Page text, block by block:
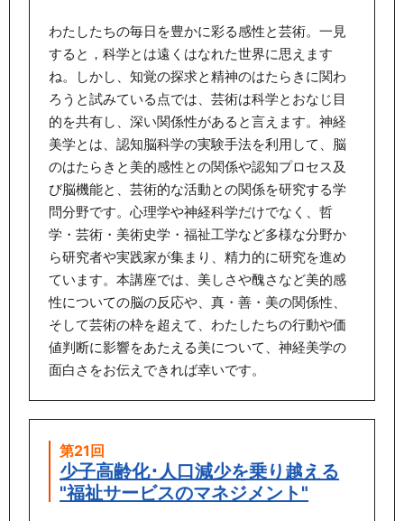
わたしたちの毎日を豊かに彩る感性と芸術。一見
すると，科学とは遠くはなれた世界に思えます
ね。しかし、知覚の探求と精神のはたらきに関わ
ろうと試みている点では、芸術は科学とおなじ目
的を共有し、深い関係性があると言えます。神経
美学とは、認知脳科学の実験手法を利用して、脳
のはたらきと美的感性との関係や認知プロセス及
び脳機能と、芸術的な活動との関係を研究する学
問分野です。心理学や神経科学だけでなく、哲
学・芸術・美術史学・福祉工学など多様な分野か
ら研究者や実践家が集まり、精力的に研究を進め
ています。本講座では、美しさや醜さなど美的感
性についての脳の反応や、真・善・美の関係性、
そして芸術の枠を超えて、わたしたちの行動や価
値判断に影響をあたえる美について、神経美学の
面白さをお伝えできれば幸いです。
第21回
少子高齢化･人口減少を乗り越える
"福祉サービスのマネジメント"